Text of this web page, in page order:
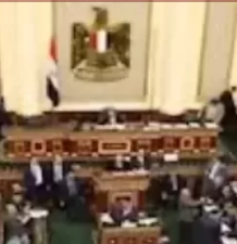
الكاتبة إلهام شرشر تهنئ الرئيس
السيسي بعيد ميلاده وتُشيد بجهوده
في بناء الدولة